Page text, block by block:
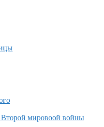
Второй мировоой войны